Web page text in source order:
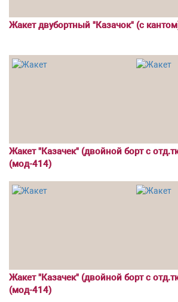
Жакет двубортный "Казачок" (с
Жакет "Казачек" (двойной борт с
(мод-414)
Жакет "Казачек" (двойной борт с
(мод-414)